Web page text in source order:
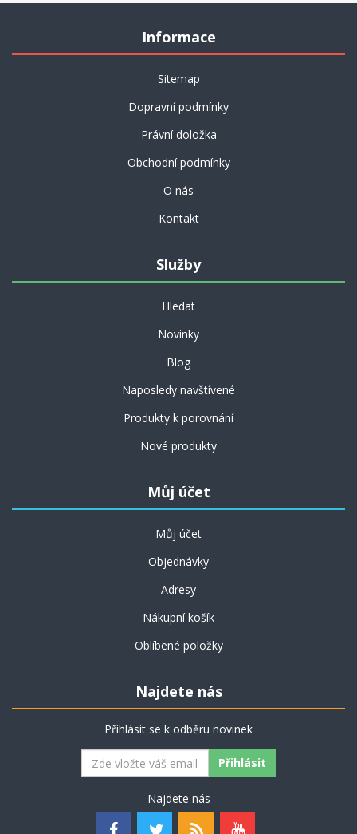
Informace
Sitemap
Dopravní podmínky
Právní doložka
Obchodní podmínky
O nás
Kontakt
Služby
Hledat
Novinky
Blog
Naposledy navštívené
Produkty k porovnání
Nové produkty
Můj účet
Můj účet
Objednávky
Adresy
Nákupní košík
Oblíbené položky
Najdete nás
Přihlásit se k odběru novinek
Najdete nás